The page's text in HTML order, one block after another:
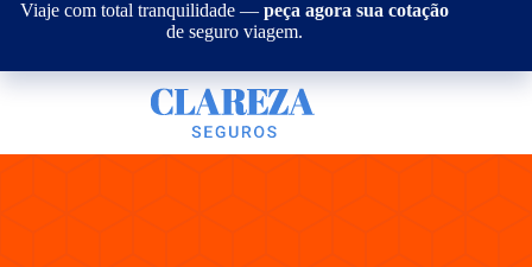
Pular
conteúdo
Viaje com total tranquilidade — peça agora sua cotação
de seguro viagem.